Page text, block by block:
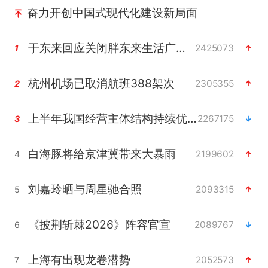
奋力开创中国式现代化建设新局面
1 于东来回应关闭胖东来生活广场店 2425073
2 杭州机场已取消航班388架次 2305355
3 上半年我国经营主体结构持续优化2267175
4 白海豚将给京津冀带来大暴雨 2199602
5 刘嘉玲晒与周星驰合照 2093315
6 《披荆斩棘2026》阵容官宣 2089767
7 上海有出现龙卷潜势 2052573